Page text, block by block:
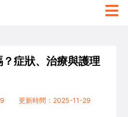
症狀、治療與護理
更新時間：2025-11-29